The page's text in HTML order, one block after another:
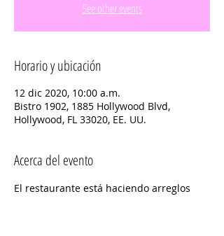
See other events
Horario y ubicación
12 dic 2020, 10:00 a.m.
Bistro 1902, 1885 Hollywood Blvd,
Hollywood, FL 33020, EE. UU.
Acerca del evento
El restaurante está haciendo arreglos